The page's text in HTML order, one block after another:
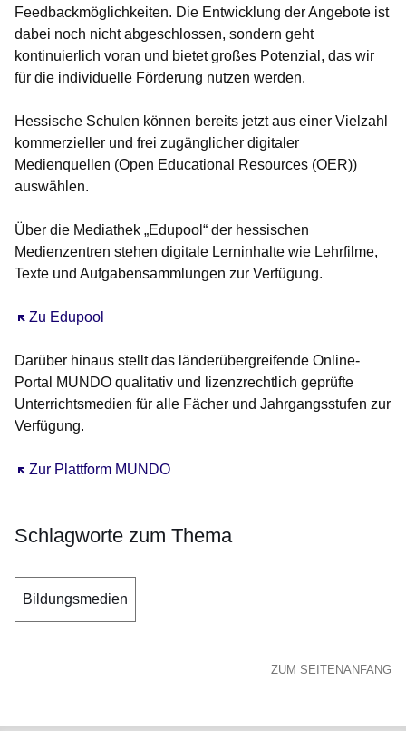
Feedbackmöglichkeiten. Die Entwicklung der Angebote ist
dabei noch nicht abgeschlossen, sondern geht
kontinuierlich voran und bietet großes Potenzial, das wir
für die individuelle Förderung nutzen werden.
Hessische Schulen können bereits jetzt aus einer Vielzahl
kommerzieller und frei zugänglicher digitaler
Medienquellen (Open Educational Resources (OER))
auswählen.
Über die Mediathek „Edupool“ der hessischen
Medienzentren stehen digitale Lerninhalte wie Lehrfilme,
Texte und Aufgabensammlungen zur Verfügung.
Zu Edupool
Öffnet sich in einem neuen Fenster
Darüber hinaus stellt das länderübergreifende Online-
Portal MUNDO qualitativ und lizenzrechtlich geprüfte
Unterrichtsmedien für alle Fächer und Jahrgangsstufen zur
Verfügung.
Zur Plattform MUNDO
Öffnet sich in einem neuen Fenster
Schlagworte zum Thema
Bildungsmedien
ZUM SEITENANFANG